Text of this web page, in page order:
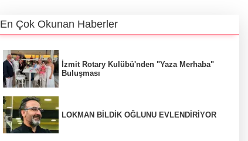
En Çok Okunan Haberler
İzmit Rotary Kulübü'nden "Yaza Merhaba"
Buluşması
LOKMAN BİLDİK OĞLUNU EVLENDİRİYOR